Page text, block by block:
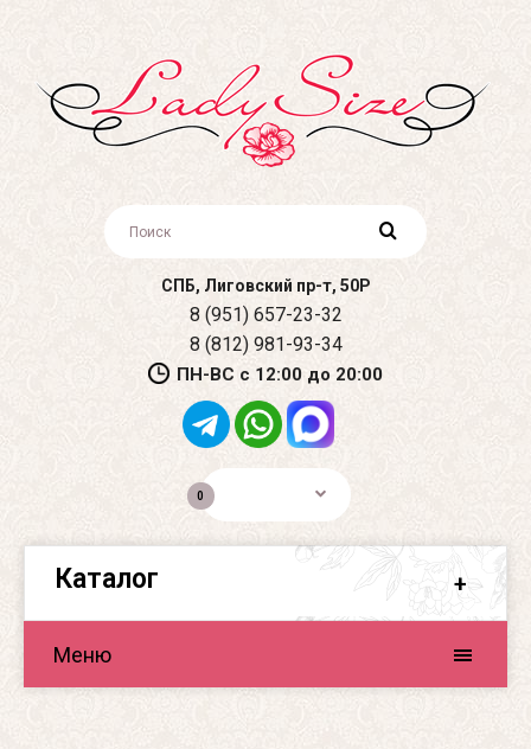
СПБ, Лиговский пр-т, 50Р
8 (951) 657-23-32
8 (812) 981-93-34
ПН-ВС с 12:00 до 20:00
0
Каталог
Меню